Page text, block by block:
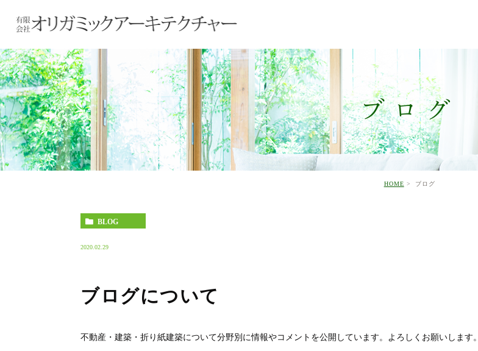
ブログ
HOME ブログ
BLOG
2020.02.29
ブログについて
不動産・建築・折り紙建築について分野別に情報やコメントを公開しています。よろしくお願いします。